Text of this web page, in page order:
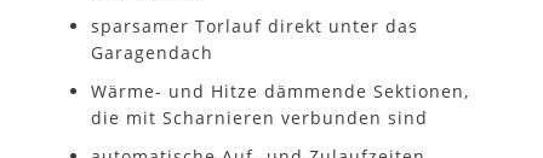
sparsamer Torlauf direkt unter das
Garagendach
Wärme- und Hitze dämmende Sektionen,
die mit Scharnieren verbunden sind